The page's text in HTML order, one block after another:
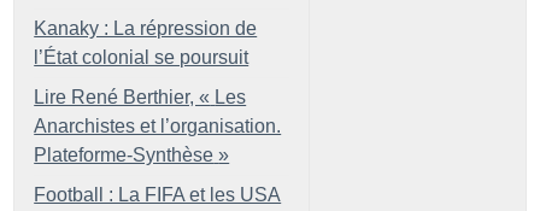
Kanaky : La répression de
l’État colonial se poursuit
Lire René Berthier, « Les
Anarchistes et l’organisation.
Plateforme-Synthèse »
Football : La FIFA et les USA